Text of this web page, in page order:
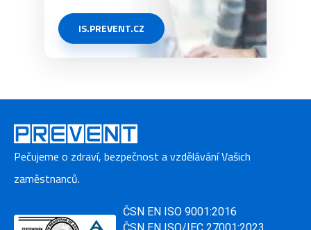
IS.PREVENT.CZ
Pečujeme o zdraví, bezpečnost a vzdělávání Vašich
zaměstnanců.
ČSN EN ISO 9001:2016